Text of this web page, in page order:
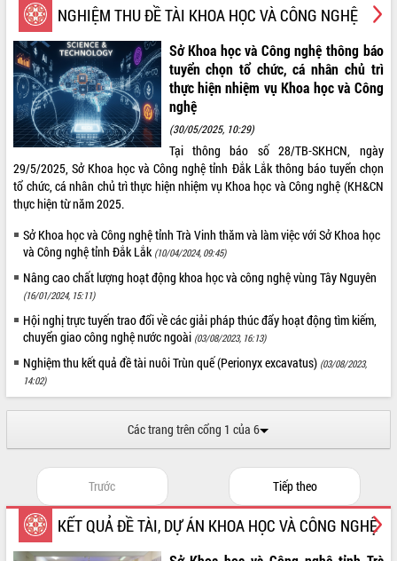
HĐND tỉnh thông qua điều chỉnh Quy
hoạch tỉnh thời kỳ 2021-2030
Hội thảo góp ý hồ sơ điều chỉnh quy
hoạch tỉnh Đắk Lắk thời kỳ 2021-2030,
tầm nhìn đến năm 2050
Nâng cao hiệu quả hoạt động của các
doanh nghiệp nhà nước
Hội nghị triển khai kết nối mạng
truyền số liệu chuyên dùng phục vụ cơ
quan Đảng, Nhà nước
Lễ phát động chuỗi hoạt động chung
Xã Ea Kar bước chuyển mình trong
công tác cải cách hành chính mô hình
mới
UBND tỉnh họp báo định kỳ tháng 4
năm 2026
Hội thảo khoa học “Giải pháp thúc đẩy
phát triển nền kinh tế xanh tại tỉnh
Đắk Lắk”
Tăng cường giám sát, đôn đốc thực
công tác cải cách thủ tục hành chính
tại Trung tâm Phục vụ hành chính
công tỉnh
Đắk Lắk: Tôn vinh 46 giải pháp tại Hội
thi Sáng tạo Kỹ thuật 2024 - 2025
NGHIỆM THU ĐỀ TÀI KHOA HỌC VÀ CÔNG NGHỆ
Sở Khoa học và Công nghệ thông báo
tuyển chọn tổ chức, cá nhân chủ trì
thực hiện nhiệm vụ Khoa học và Công
nghệ
(30/05/2025, 10:29)
Tại thông báo số 28/TB-SKHCN, ngày
29/5/2025, Sở Khoa học và Công nghệ tỉnh Đắk Lắk thông báo tuyển chọn
tổ chức, cá nhân chủ trì thực hiện nhiệm vụ Khoa học và Công nghệ (KH&CN
thực hiện từ năm 2025.
Sở Khoa học và Công nghệ tỉnh Trà Vinh thăm và làm việc với Sở Khoa học
và Công nghệ tỉnh Đắk Lắk (10/04/2024, 09:45)
Nâng cao chất lượng hoạt động khoa học và công nghệ vùng Tây Nguyên
(16/01/2024, 15:11)
Hội nghị trực tuyến trao đổi về các giải pháp thúc đẩy hoạt động tìm kiếm,
chuyển giao công nghệ nước ngoài (03/08/2023, 16:13)
Nghiệm thu kết quả đề tài nuôi Trùn quế (Perionyx excavatus) (03/08/2023,
14:02)
Các trang trên cổng 1 của 6
Trước Tiếp theo
KẾT QUẢ ĐỀ TÀI, DỰ ÁN KHOA HỌC VÀ CÔNG NGHỆ